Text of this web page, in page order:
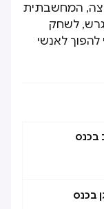
המחשבתית
לשחק
להפוך לאנשי
בכנס
בכנס